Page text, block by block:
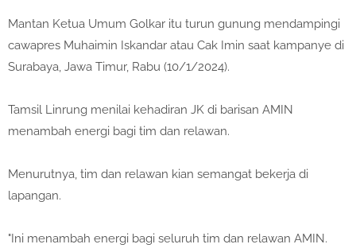
Mantan Ketua Umum Golkar itu turun gunung mendampingi
cawapres Muhaimin Iskandar atau Cak Imin saat kampanye di
Surabaya, Jawa Timur, Rabu (10/1/2024).
Tamsil Linrung menilai kehadiran JK di barisan AMIN
menambah energi bagi tim dan relawan.
Menurutnya, tim dan relawan kian semangat bekerja di
lapangan.
"Ini menambah energi bagi seluruh tim dan relawan AMIN.